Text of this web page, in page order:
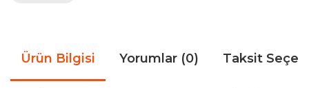
Ürün Bilgisi Yorumlar (0) Taksit